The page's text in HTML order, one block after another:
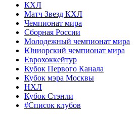
КХЛ
Матч Звезд КХЛ
Чемпионат мира
Сборная России
Молодежный чемпионат мира
Юниорский чемпионат мира
Еврохоккейтур
Кубок Первого Канала
Кубок мэра Москвы
НХЛ
Кубок Стэнли
#Список клубов